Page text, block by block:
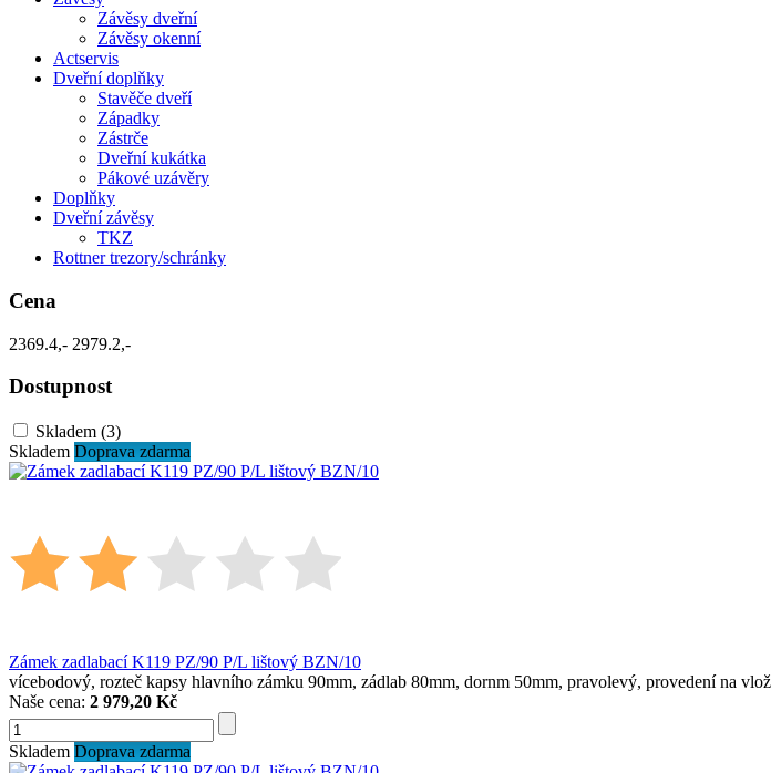
Závěsy dveřní
Závěsy okenní
Actservis
Dveřní doplňky
Stavěče dveří
Západky
Zástrče
Dveřní kukátka
Pákové uzávěry
Doplňky
Dveřní závěsy
TKZ
Rottner trezory/schránky
Cena
2369.4,- 2979.2,-
Dostupnost
Skladem (3)
Skladem Doprava zdarma
Zámek zadlabací K119 PZ/90 P/L lištový BZN/10
vícebodový, rozteč kapsy hlavního zámku 90mm, zádlab 80mm, dornm 50mm, pravolevý, provedení na
Naše cena: 2 979,20 Kč
Skladem Doprava zdarma